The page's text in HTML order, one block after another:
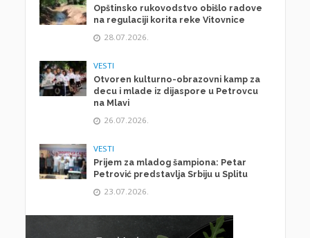
Opštinsko rukovodstvo obišlo radove
na regulaciji korita reke Vitovnice
28.07.2026.
VESTI
Otvoren kulturno-obrazovni kamp za
decu i mlade iz dijaspore u Petrovcu
na Mlavi
26.07.2026.
VESTI
Prijem za mladog šampiona: Petar
Petrović predstavlja Srbiju u Splitu
23.07.2026.